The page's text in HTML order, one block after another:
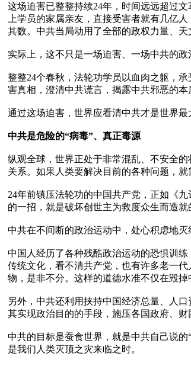
这场迫害已整整持续24年，时间远远超过
上学员的家属亲友，直接受害者就有几亿
其数。中共当局动用了全部的政权力量、
实际上，这不只是一场迫害、一场中共的
整整24个春秋，法轮功学员以血肉之躯，
害真相，澄清中共谎言，揭露中共邪恶的本
通过这场迫害，世界应看清中共才是世界
中共是危险的“病毒”、真正毒源
纵观全球，世界正处于非常混乱、不安全
关系。如果人类要解决目前的各种问题，就
24年前镇压法轮功的中国共产党，正如《
的一招，就是破坏创世主为救度众生而造
中共在不间断的政治运动中，处心积虑地
中国人经历了各种残酷政治运动的恐惧训
传统文化，看不清共产党，也有许多老一
物，是非不分。这样的道德水准不仅在毁
另外，中共还利用挟持中国经济总量、人
其实现政治目的的手段，施压各国政府、
中共的目标是蚕食世界，就是中共自己说
是我们人类灭顶之灾来临之时。